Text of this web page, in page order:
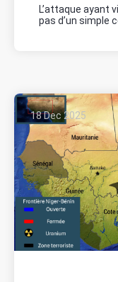
L’attaque ayant
pas d’un simple
18 Dec 2025